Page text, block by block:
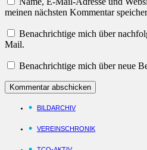
meinen nächsten Kommentar
Benachrichtige mich über
Mail.
Benachrichtige mich über neue
BILDARCHIV
VEREINSCHRONIK